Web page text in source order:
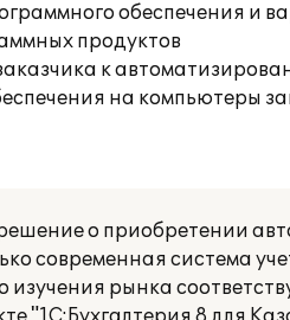
обеспечения и
продуктов
к
на компьютеры
о приобретении
современная система
изучения рынка